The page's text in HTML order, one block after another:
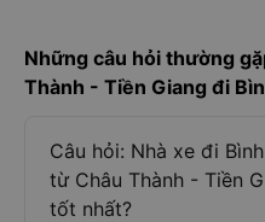
Những câu hỏi thường
Thành - Tiền Giang đi
Câu hỏi: Nhà xe đi
từ Châu Thành - Tiền
tốt nhất?